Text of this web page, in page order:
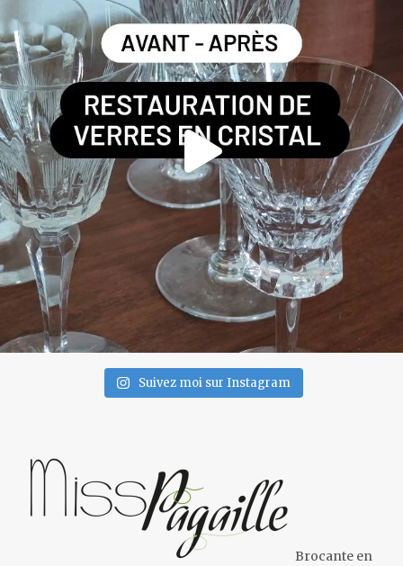
Suivez moi sur Instagram
Brocante en